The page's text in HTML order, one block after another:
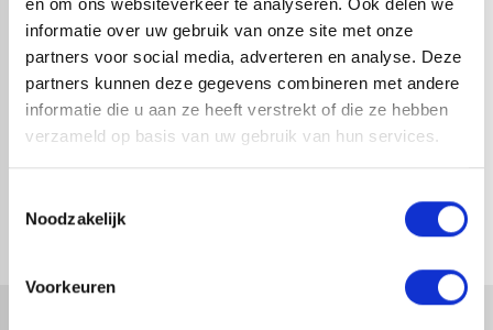
en om ons websiteverkeer te analyseren. Ook delen we
informatie over uw gebruik van onze site met onze
partners voor social media, adverteren en analyse. Deze
partners kunnen deze gegevens combineren met andere
informatie die u aan ze heeft verstrekt of die ze hebben
verzameld op basis van uw gebruik van hun services.
Noodzakelijk
Voorkeuren